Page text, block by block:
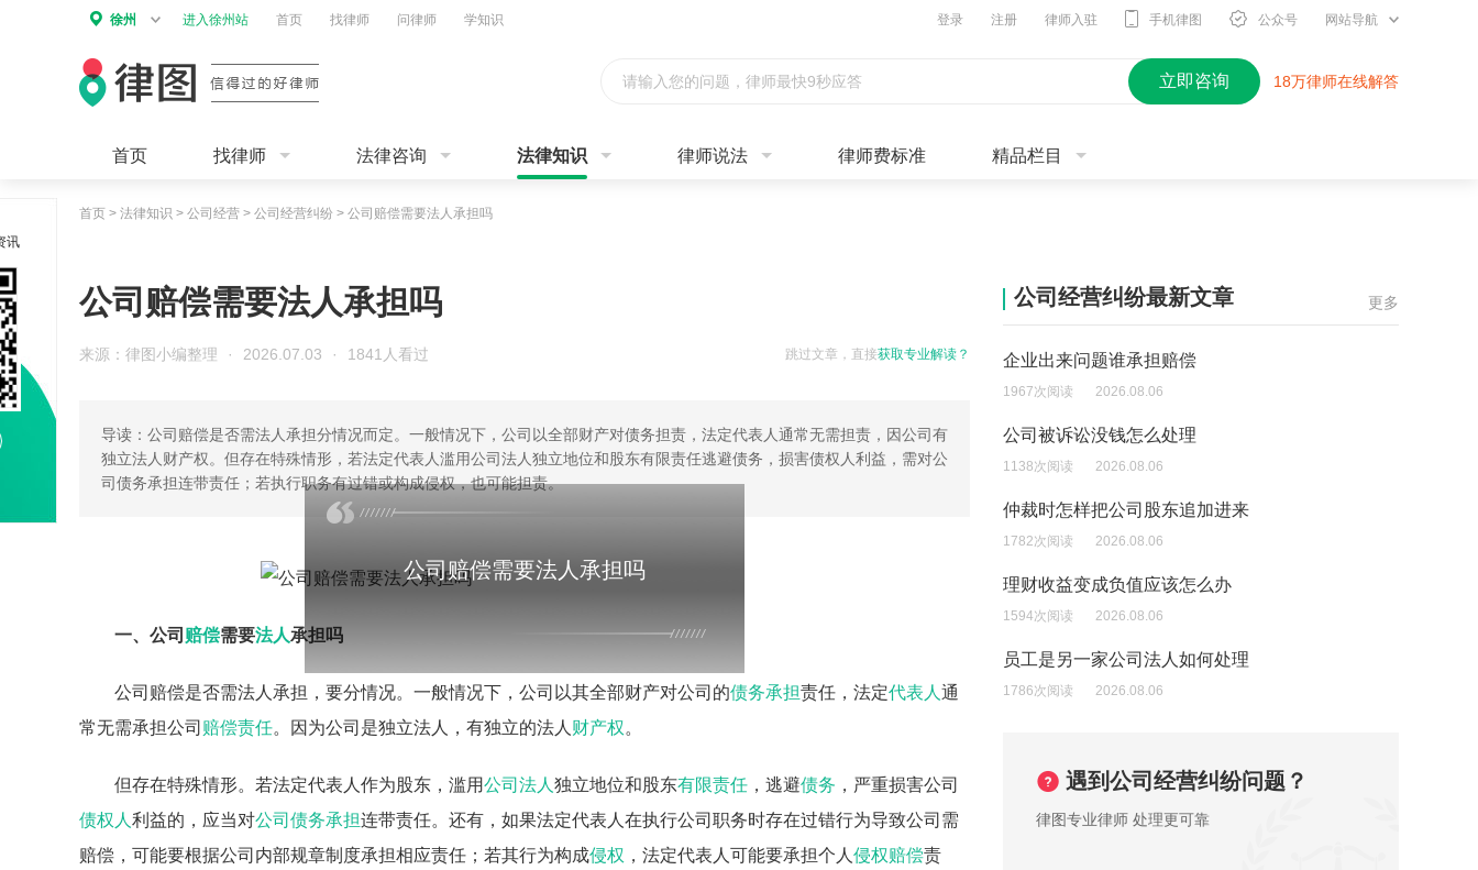
徐州 进入徐州站 首页 找律师 问律师 学知识 登录 注册 律师入驻 手机律图 公众号 网站导航
请输入您的问题，律师最快9秒应答 立即咨询 18万律师在线解答
首页 找律师 法律咨询 法律知识 律师说法 律师费标准 精品栏目
首页 > 法律知识 > 公司经营 > 公司经营纠纷 > 公司赔偿需要法人承担吗
公司赔偿需要法人承担吗
跳过文章，直接获取专业解读？
来源：律图小编整理 · 2026.07.03 · 1841人看过
导读：公司赔偿是否需法人承担分情况而定。一般情况下，公司以全部财产对债务担责，法定代表人通常无需担责，因公司有
独立法人财产权。但存在特殊情形，若法定代表人滥用公司法人独立地位和股东有限责任逃避债务，损害债权人利益，需对公
司债务承担连带责任；若执行职务有过错或构成侵权，也可能担责。
公司赔偿需要法人承担吗
一、公司 赔偿需要法人承担吗
公司赔偿是否需法人承担，要分情况。一般情况下，公司以其全部财产对公司的债务承担责任，法定代表人 通
常无需承担公司 赔偿责任。因为公司是独立法人，有独立的法人 财产权。
但存在特殊情形。若法定代表人作为股东，滥用公司法人 独立地位和股东有限责任 ，逃避债务 ，严重损害公司
债权人 利益的，应当对公司债务承担连带责任。还有，如果法定代表人在执行公司职务时存在过错行为导致公司需
赔偿，可能要根据公司内部规章制度承担相应责任；若其行为构成侵权 ，法定代表人可能要承担个人 侵权赔偿责
更多
公司经营纠纷最新文章
企业出来问题谁承担赔偿
1967次阅读 2026.08.06
公司被诉讼没钱怎么处理
1138次阅读 2026.08.06
仲裁时怎样把公司股东追加进来
1782次阅读 2026.08.06
理财收益变成负值应该怎么办
1594次阅读 2026.08.06
员工是另一家公司法人如何处理
1786次阅读 2026.08.06
遇到公司经营纠纷问题？
律图专业律师 处理更可靠
讯